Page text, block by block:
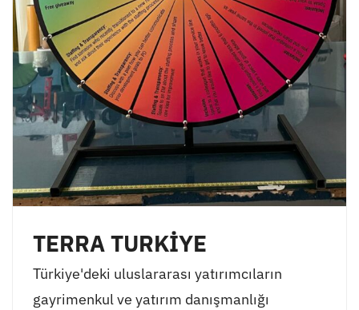
TERRA TURKİYE
Türkiye'deki uluslararası yatırımcıların
gayrimenkul ve yatırım danışmanlığı